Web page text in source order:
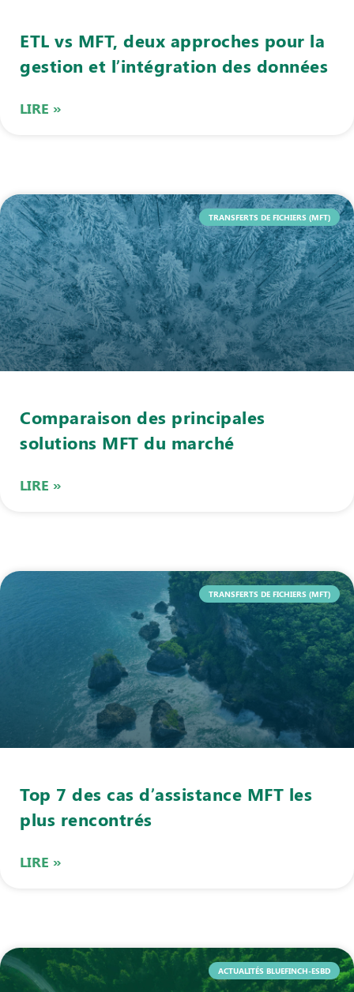
ETL vs MFT, deux approches pour la
gestion et l’intégration des données
LIRE »
TRANSFERTS DE FICHIERS (MFT)
Comparaison des principales
solutions MFT du marché
LIRE »
TRANSFERTS DE FICHIERS (MFT)
Top 7 des cas d’assistance MFT les
plus rencontrés
LIRE »
ACTUALITÉS BLUEFINCH-ESBD